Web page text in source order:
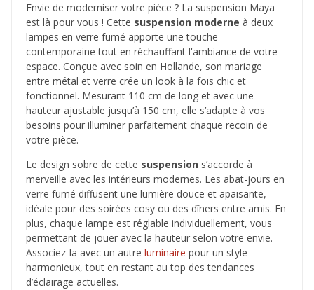
Envie de moderniser votre pièce ? La suspension Maya
est là pour vous ! Cette suspension moderne à deux
lampes en verre fumé apporte une touche
contemporaine tout en réchauffant l'ambiance de votre
espace. Conçue avec soin en Hollande, son mariage
entre métal et verre crée un look à la fois chic et
fonctionnel. Mesurant 110 cm de long et avec une
hauteur ajustable jusqu’à 150 cm, elle s’adapte à vos
besoins pour illuminer parfaitement chaque recoin de
votre pièce.
Le design sobre de cette suspension s’accorde à
merveille avec les intérieurs modernes. Les abat-jours en
verre fumé diffusent une lumière douce et apaisante,
idéale pour des soirées cosy ou des dîners entre amis. En
plus, chaque lampe est réglable individuellement, vous
permettant de jouer avec la hauteur selon votre envie.
Associez-la avec un autre luminaire pour un style
harmonieux, tout en restant au top des tendances
d’éclairage actuelles.